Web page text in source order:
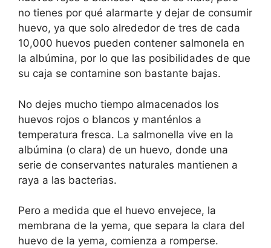
no tienes por qué alarmarte y dejar de consumir
huevo, ya que solo alrededor de tres de cada
10,000 huevos pueden contener salmonela en
la albúmina, por lo que las posibilidades de que
su caja se contamine son bastante bajas.
No dejes mucho tiempo almacenados los
huevos rojos o blancos y manténlos a
temperatura fresca. La salmonella vive en la
albúmina (o clara) de un huevo, donde una
serie de conservantes naturales mantienen a
raya a las bacterias.
Pero a medida que el huevo envejece, la
membrana de la yema, que separa la clara del
huevo de la yema, comienza a romperse.